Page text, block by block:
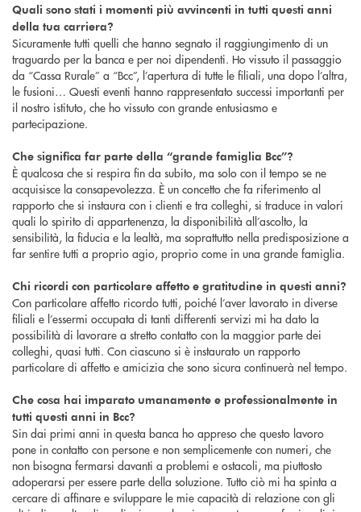
Quali sono stati i momenti più avvincenti in tutti questi anni
della tua carriera?
Sicuramente tutti quelli che hanno segnato il raggiungimento di un
traguardo per la banca e per noi dipendenti. Ho vissuto il passaggio
da “Cassa Rurale” a “Bcc”, l’apertura di tutte le filiali, una dopo l’altra,
le fusioni… Questi eventi hanno rappresentato successi importanti per
il nostro istituto, che ho vissuto con grande entusiasmo e
partecipazione.
Che significa far parte della “grande famiglia Bcc”?
È qualcosa che si respira fin da subito, ma solo con il tempo se ne
acquisisce la consapevolezza. È un concetto che fa riferimento al
rapporto che si instaura con i clienti e tra colleghi, si traduce in valori
quali lo spirito di appartenenza, la disponibilità all’ascolto, la
sensibilità, la fiducia e la lealtà, ma soprattutto nella predisposizione a
far sentire tutti a proprio agio, proprio come in una grande famiglia.
Chi ricordi con particolare affetto e gratitudine in questi anni?
Con particolare affetto ricordo tutti, poiché l’aver lavorato in diverse
filiali e l’essermi occupata di tanti differenti servizi mi ha dato la
possibilità di lavorare a stretto contatto con la maggior parte dei
colleghi, quasi tutti. Con ciascuno si è instaurato un rapporto
particolare di affetto e amicizia che sono sicura continuerà nel tempo.
Che cosa hai imparato umanamente e professionalmente in
tutti questi anni in Bcc?
Sin dai primi anni in questa banca ho appreso che questo lavoro
pone in contatto con persone e non semplicemente con numeri, che
non bisogna fermarsi davanti a problemi e ostacoli, ma piuttosto
adoperarsi per essere parte della soluzione. Tutto ciò mi ha spinta a
cercare di affinare e sviluppare le mie capacità di relazione con gli